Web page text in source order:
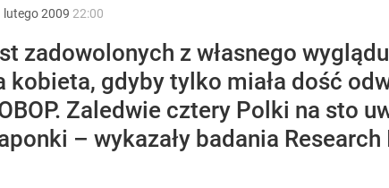
lutego2009 22:00
zadowolonych z własnego
kobieta, gdyby tylko miała dość
Zaledwie cztery Polki na sto
– wykazały badania